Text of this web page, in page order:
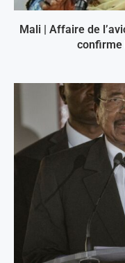
Mali | Affaire de
confirme